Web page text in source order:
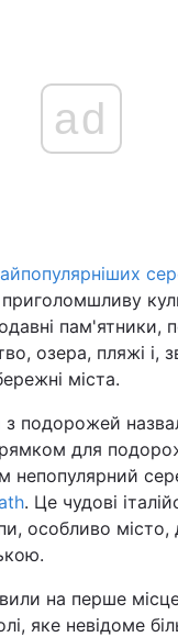
Політика
Світ
Лайт
Інциденти
Туризм
Регіони
ad
пам'ятники,
озера, пляжі і,
міста.
з подорожей
для
непопулярний
. Це чудові
особливо місто,
на перше
яке невідоме